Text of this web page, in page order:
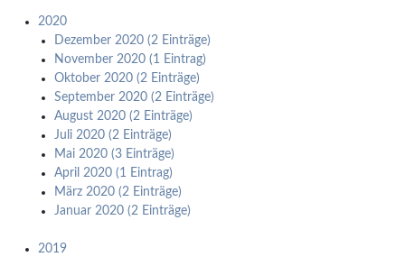
2020
Dezember 2020 (2 Einträge)
November 2020 (1 Eintrag)
Oktober 2020 (2 Einträge)
September 2020 (2 Einträge)
August 2020 (2 Einträge)
Juli 2020 (2 Einträge)
Mai 2020 (3 Einträge)
April 2020 (1 Eintrag)
März 2020 (2 Einträge)
Januar 2020 (2 Einträge)
2019